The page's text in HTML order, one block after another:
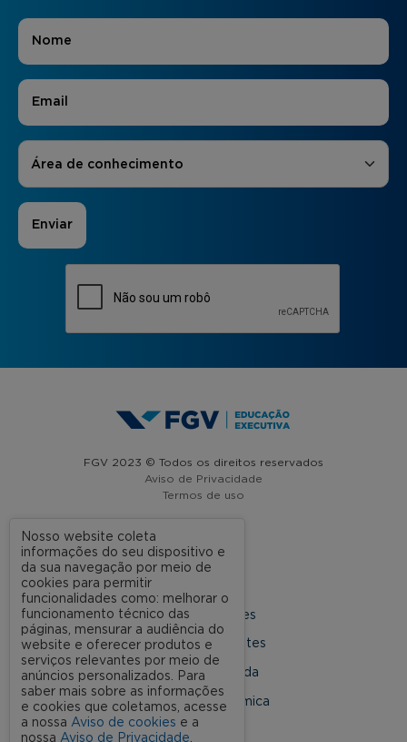
Nome
E-mail
Áreas de Interesse
Área de conhecimento
FGV 2023 © Todos os direitos reservados
Aviso de Privacidade
Termos de uso
A FGV
Nossas Unidades
Dúvidas Frequentes
Rede Conveniada
Ouvidoria Acadêmica
Nosso website coleta
informações do seu dispositivo e
da sua navegação por meio de
cookies para permitir
funcionalidades como: melhorar o
funcionamento técnico das
páginas, mensurar a audiência do
website e oferecer produtos e
serviços relevantes por meio de
anúncios personalizados. Para
saber mais sobre as informações
e cookies que coletamos, acesse
a nossa Aviso de cookies e a
nossa Aviso de Privacidade.